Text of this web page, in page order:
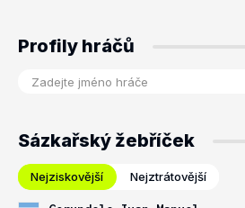
Profily hráčů
Sázkařský žebříček
Nejziskovější Nejztrátovější